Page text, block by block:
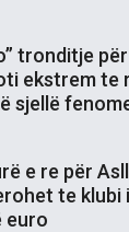
tronditje
ekstrem te
sjellë
e re për
te klubi
euro